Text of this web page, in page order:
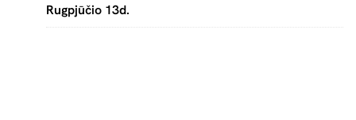
Rugpjūčio 13d.